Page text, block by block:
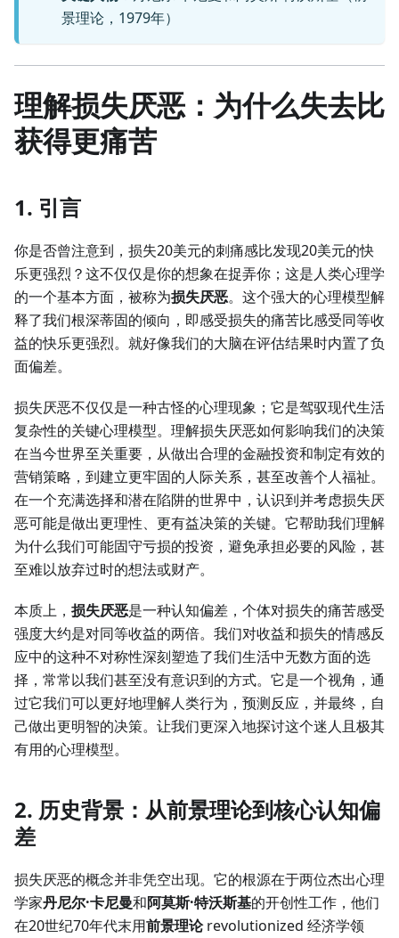
景理论，1979年）
理解损失厌恶：为什么失去比
获得更痛苦
1. 引言
你是否曾注意到，损失20美元的刺痛感比发现20美元的快
乐更强烈？这不仅仅是你的想象在捉弄你；这是人类心理学
的一个基本方面，被称为损失厌恶。这个强大的心理模型解
释了我们根深蒂固的倾向，即感受损失的痛苦比感受同等收
益的快乐更强烈。就好像我们的大脑在评估结果时内置了负
面偏差。
损失厌恶不仅仅是一种古怪的心理现象；它是驾驭现代生活
复杂性的关键心理模型。理解损失厌恶如何影响我们的决策
在当今世界至关重要，从做出合理的金融投资和制定有效的
营销策略，到建立更牢固的人际关系，甚至改善个人福祉。
在一个充满选择和潜在陷阱的世界中，认识到并考虑损失厌
恶可能是做出更理性、更有益决策的关键。它帮助我们理解
为什么我们可能固守亏损的投资，避免承担必要的风险，甚
至难以放弃过时的想法或财产。
本质上， 损失厌恶是一种认知偏差，个体对损失的痛苦感受
强度大约是对同等收益的两倍。我们对收益和损失的情感反
应中的这种不对称性深刻塑造了我们生活中无数方面的选
择，常常以我们甚至没有意识到的方式。它是一个视角，通
过它我们可以更好地理解人类行为，预测反应，并最终，自
己做出更明智的决策。让我们更深入地探讨这个迷人且极其
有用的心理模型。
2. 历史背景：从前景理论到核心认知偏
差
损失厌恶的概念并非凭空出现。它的根源在于两位杰出心理
学家丹尼尔·卡尼曼和阿莫斯·特沃斯基的开创性工作，他们
在20世纪70年代末用前景理论revolutionized 经济学领